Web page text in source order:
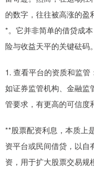
的数字，往往被高涨的盈
*。它并非简单的借贷成
险与收益天平的关键砝码。
1. 查看平台的资质和监管
如证券监管机构、金融监
管要求，有更高的可信度
**股票配资利息，本质上
资平台或民间借贷，以自
资，用于扩大股票交易规